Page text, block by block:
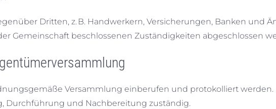
Dritten, z. B. Handwerkern, Versicherungen, Banken und
Gemeinschaft beschlossenen Zuständigkeiten abgeschlossen
Versammlung einberufen und protokolliert werden.
Durchführung und Nachbereitung zuständig.